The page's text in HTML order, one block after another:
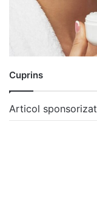
Cuprins
Articol sponsorizat